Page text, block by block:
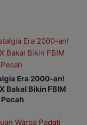
Era 2000-an!
Bakal Bikin FBIM